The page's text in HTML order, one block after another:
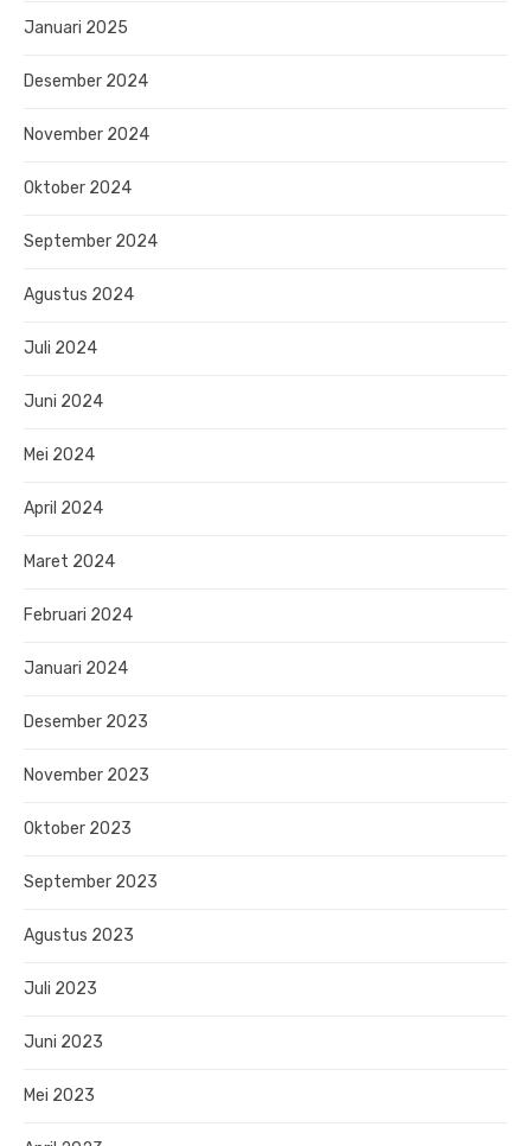
Januari 2025
Desember 2024
November 2024
Oktober 2024
September 2024
Agustus 2024
Juli 2024
Juni 2024
Mei 2024
April 2024
Maret 2024
Februari 2024
Januari 2024
Desember 2023
November 2023
Oktober 2023
September 2023
Agustus 2023
Juli 2023
Juni 2023
Mei 2023